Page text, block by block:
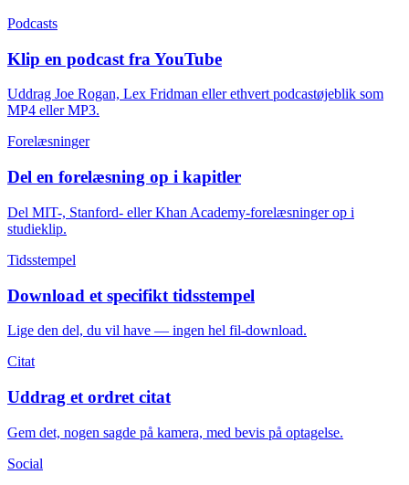
Podcasts
Klip en podcast fra YouTube
Uddrag Joe Rogan, Lex Fridman eller ethvert podcastøjeblik som
MP4 eller MP3.
Forelæsninger
Del en forelæsning op i kapitler
Del MIT-, Stanford- eller Khan Academy-forelæsninger op i
studieklip.
Tidsstempel
Download et specifikt tidsstempel
Lige den del, du vil have — ingen hel fil-download.
Citat
Uddrag et ordret citat
Gem det, nogen sagde på kamera, med bevis på optagelse.
Social